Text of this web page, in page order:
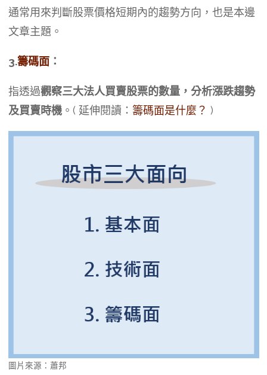
通常用來判斷股票價格短期內的趨勢方向，也是本邊
文章主題。
3.籌碼面：
指透過觀察三大法人買賣股票的數量，分析漲跌趨勢
及買賣時機。( 延伸閱讀： 籌碼面是什麼？ )
圖片來源：蕭邦